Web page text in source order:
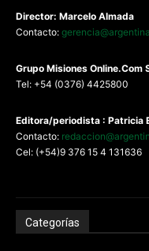
Director: Marcelo Almada
Contacto:
Grupo Misiones Online.Com
Tel: +54 (0376) 4425800
Editora/periodista : Patricia
Contacto:
Cel: (+54)9 376 15 4 131636
Categorías